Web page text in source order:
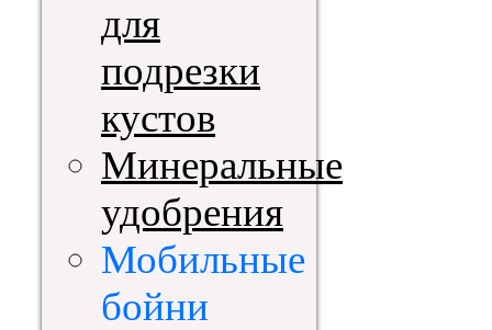
для
подрезки
кустов
Минеральные
удобрения
Мобильные
бойни